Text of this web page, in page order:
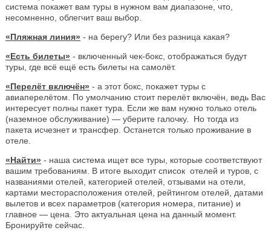
система покажет вам туры в нужном вам диапазоне, что,
несомненно, облегчит ваш выбор.
«Пляжная линия» - на берегу? Или без разница какая?
«Есть билеты» - включенный чек-бокс, отображаться будут
туры, где всё ещё есть билеты на самолёт.
«Перелёт включён» - а этот бокс, покажет туры с
авиаперелётом. По умолчанию стоит перелёт включён, ведь Вас
интересует полны пакет тура. Если же вам нужно только отель
(наземное обслуживание) — уберите галочку. Но тогда из
пакета исчезнет и трансфер. Останется только проживание в
отеле.
«Найти» - наша система ищет все туры, которые соответствуют
вашим требованиям. В итоге выходит список отелей и туров, с
названиями отелей, категорией отелей, отзывами на отели,
картами месторасположения отелей, рейтингом отелей, датами
вылетов и всех параметров (категория номера, питание) и
главное — цена. Это актуальная цена на данный момент.
Бронируйте сейчас.